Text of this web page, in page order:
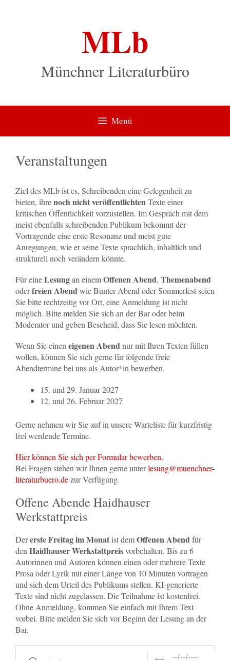
MLb
Münchner Literaturbüro
Menü
Veranstaltungen
Ziel des MLb ist es, Schreibenden eine Gelegenheit zu
bieten, ihrenoch nicht veröffentlichtenTexte einer
kritischen Öffentlichkeit vorzustellen. Im Gespräch mit dem
meist ebenfalls schreibenden Publikum bekommt der
Vortragende eine erste Resonanz und meist gute
Anregungen, wie er seine Texte sprachlich, inhaltlich und
strukturell noch verändern könnte.
Für eineLesungan einemOffenen Abend, Themenabend
oderfreien Abendwie Bunter Abend oder Sommerfest seien
Sie bitte rechtzeitig vor Ort, eine Anmeldung ist nicht
möglich. Bitte melden Sie sich an der Bar oder beim
Moderator und geben Bescheid, dass Sie lesen möchten.
Wenn Sie eineneigenen Abendnur mit Ihren Texten füllen
wollen, können Sie sich gerne für folgende freie
Abendtermine bei uns als Autor*in bewerben.
15. und 29. Januar 2027
12. und 26. Februar 2027
Gerne nehmen wir Sie auf in unsere Warteliste für kurzfristig
frei werdende Termine.
Hier können Sie sich per Formular bewerben.
Bei Fragen stehen wir Ihnen gerne unterlesung@muenchner-
literaturbuero.dezur Verfügung.
Offene Abende Haidhauser
Werkstattpreis
Dererste Freitag im Monatist demOffenen Abendfür
den Haidhauser Werkstattpreisvorbehalten. Bis zu 6
Autorinnen und Autoren können einen oder mehrere Texte
Prosa oder Lyrik mit einer Länge von 10 Minuten vortragen
und sich dem Urteil des Publikums stellen. KI-generierte
Texte sind nicht zugelassen. Die Teilnahme ist kostenfrei.
Ohne Anmeldung, kommen Sie einfach mit Ihrem Text
vorbei. Bitte melden Sie sich vor Beginn der Lesung an der
Bar.
Suche Daten